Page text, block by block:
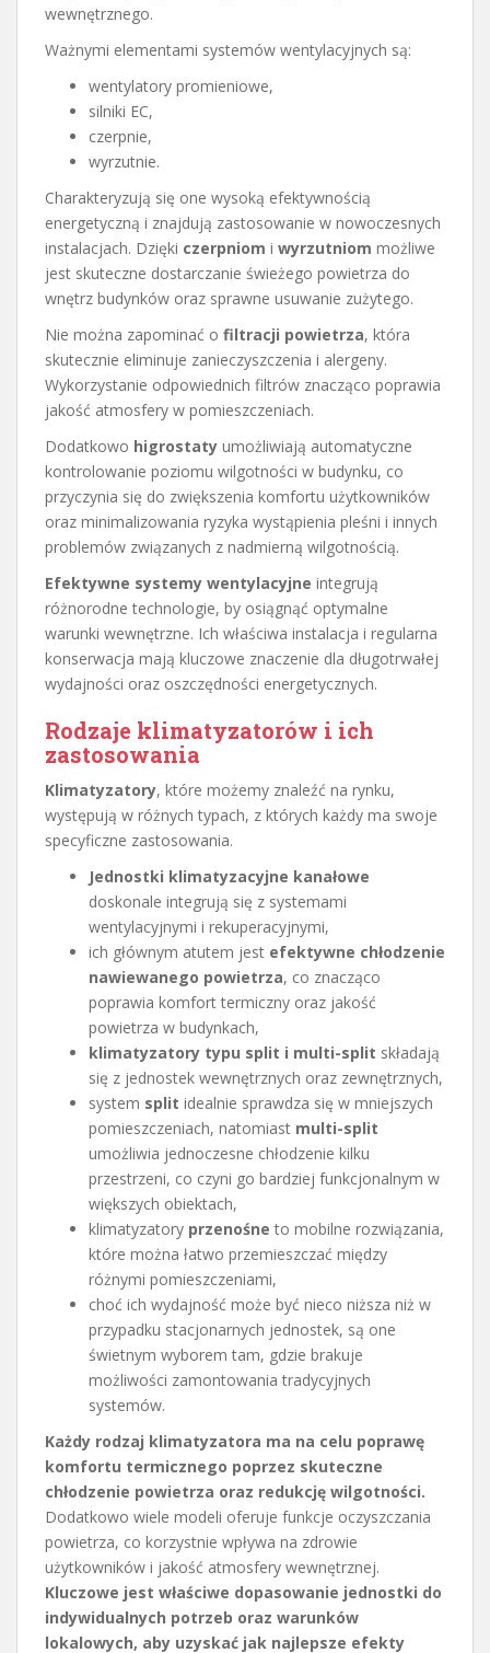
wewnętrznego.
Ważnymi elementami systemów wentylacyjnych są:
wentylatory promieniowe,
silniki EC,
czerpnie,
wyrzutnie.
Charakteryzują się one wysoką efektywnością
energetyczną i znajdują zastosowanie w nowoczesnych
instalacjach. Dzięki czerpniom i wyrzutniom możliwe
jest skuteczne dostarczanie świeżego powietrza do
wnętrz budynków oraz sprawne usuwanie zużytego.
Nie można zapominać o filtracji powietrza, która
skutecznie eliminuje zanieczyszczenia i alergeny.
Wykorzystanie odpowiednich filtrów znacząco poprawia
jakość atmosfery w pomieszczeniach.
Dodatkowo higrostaty umożliwiają automatyczne
kontrolowanie poziomu wilgotności w budynku, co
przyczynia się do zwiększenia komfortu użytkowników
oraz minimalizowania ryzyka wystąpienia pleśni i innych
problemów związanych z nadmierną wilgotnością.
Efektywne systemy wentylacyjne integrują
różnorodne technologie, by osiągnąć optymalne
warunki wewnętrzne. Ich właściwa instalacja i regularna
konserwacja mają kluczowe znaczenie dla długotrwałej
wydajności oraz oszczędności energetycznych.
Rodzaje klimatyzatorów i ich
zastosowania
Klimatyzatory, które możemy znaleźć na rynku,
występują w różnych typach, z których każdy ma swoje
specyficzne zastosowania.
Jednostki klimatyzacyjne kanałowe
doskonale integrują się z systemami
wentylacyjnymi i rekuperacyjnymi,
ich głównym atutem jest efektywne chłodzenie
nawiewanego powietrza, co znacząco
poprawia komfort termiczny oraz jakość
powietrza w budynkach,
klimatyzatory typu split i multi-split składają
się z jednostek wewnętrznych oraz zewnętrznych,
system split idealnie sprawdza się w mniejszych
pomieszczeniach, natomiast multi-split
umożliwia jednoczesne chłodzenie kilku
przestrzeni, co czyni go bardziej funkcjonalnym w
większych obiektach,
klimatyzatory przenośne to mobilne rozwiązania,
które można łatwo przemieszczać między
różnymi pomieszczeniami,
choć ich wydajność może być nieco niższa niż w
przypadku stacjonarnych jednostek, są one
świetnym wyborem tam, gdzie brakuje
możliwości zamontowania tradycyjnych
systemów.
Każdy rodzaj klimatyzatora ma na celu poprawę
komfortu termicznego poprzez skuteczne
chłodzenie powietrza oraz redukcję wilgotności.
Dodatkowo wiele modeli oferuje funkcje oczyszczania
powietrza, co korzystnie wpływa na zdrowie
użytkowników i jakość atmosfery wewnętrznej.
Kluczowe jest właściwe dopasowanie jednostki do
indywidualnych potrzeb oraz warunków
lokalowych, aby uzyskać jak najlepsze efekty